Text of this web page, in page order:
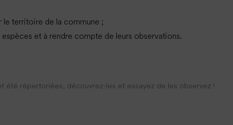
le territoire de la commune ;
et à rendre compte de leurs observations.
été répertoriées, découvrez-les et essayez de les observez !